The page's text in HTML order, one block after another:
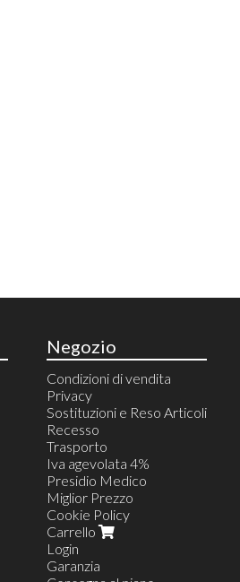
Negozio
Condizioni di vendita
Privacy
Sostituzioni e Reso Articoli
Recesso
Trasporto
Iva agevolata 4%
Presidio Medico
Miglior Prezzo
Cookie Policy
Carrello
Login
Garanzia